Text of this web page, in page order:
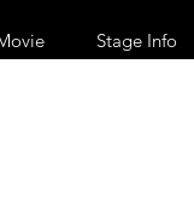
Stage Info